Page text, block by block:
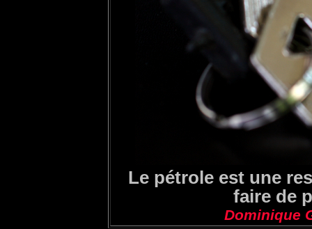
Le pétrole est une
faire de
Dominique